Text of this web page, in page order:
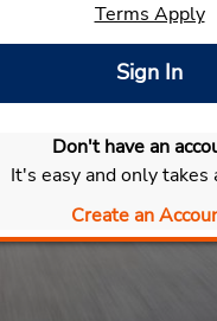
Selecionar meu
Terms Apply
Sign In
Don't have an
It's easy and only takes
Create an